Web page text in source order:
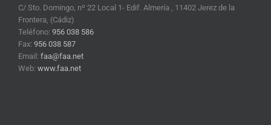
C/ Sto. Domingo, nº 22 Local 1- Edif. Almería , 11402 Jerez de la
Frontera, (Cádiz)
Teléfono: 956 038 586
Fax: 956 038 587
Email: faa@faa.net
Web: www.faa.net